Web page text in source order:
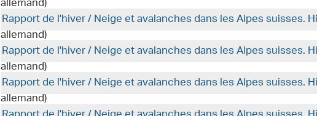
Rapport de l'hiver / Neige et avalanches dans les Alpes suisses.
allemand)
Rapport de l'hiver / Neige et avalanches dans les Alpes suisses.
allemand)
Rapport de l'hiver / Neige et avalanches dans les Alpes suisses.
allemand)